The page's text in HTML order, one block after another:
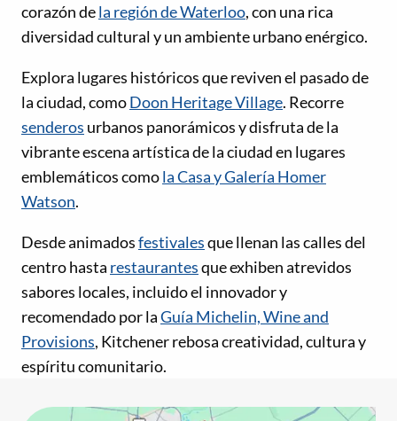
corazón dela región de Waterloo, con una rica
diversidad cultural y un ambiente urbano enérgico.
Explora lugares históricos que reviven el pasado de
la ciudad, comoDoon Heritage Village. Recorre
senderos urbanos panorámicos y disfruta de la
vibrante escena artística de la ciudad en lugares
emblemáticos comola Casa y Galería Homer
Watson.
Desde animadosfestivalesque llenan las calles del
centro hasta restaurantesque exhiben atrevidos
sabores locales, incluido el innovador y
recomendado por laGuía Michelin, Wine and
Provisions, Kitchener rebosa creatividad, cultura y
espíritu comunitario.